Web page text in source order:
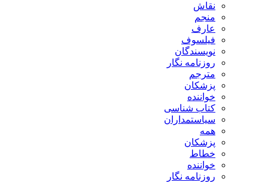
نقاش
منجم
عارف
فیلسوف
نویسندگان
روزنامه نگار
مترجم
پزشکان
خواننده
کتاب شناسی
سیاستمداران
همه
پزشکان
خطاط
خواننده
روزنامه نگار